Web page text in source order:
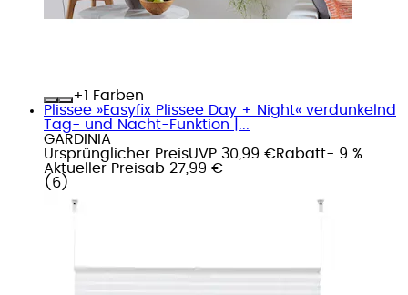
+
Farben
Plissee »Easyfix Plissee Day + Night« verdunkelnd
Tag- und Nacht-Funktion |...
GARDINIA
Ursprünglicher PreisUVP 30,99 €Rabatt- 9 %
Aktueller Preisab 27,99 €
( 6 )